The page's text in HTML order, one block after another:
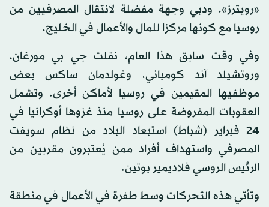
«رويترز». ودبي وجهة مفضلة لانتقال المصرفيين من
روسيا مع كونها مركزا للمال والأعمال في الخليج.
وفي وقت سابق هذا العام، نقلت جي بي مورغان،
وروتشيلد آند كومباني، وغولدمان ساكس بعض
موظفيها المقيمين في روسيا لأماكن أخرى. وتشمل
العقوبات المفروضة على روسيا منذ غزوها أوكرانيا في
24 فبراير (شباط) استبعاد البلاد من نظام سويفت
المصرفي واستهداف أفراد ممن يُعتبرون مقربين من
الرئيس الروسي فلاديمير بوتين.
وتأتي هذه التحركات وسط طفرة في الأعمال في منطقة